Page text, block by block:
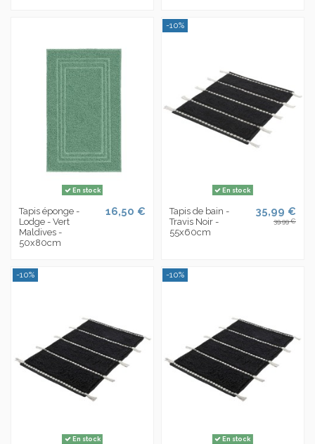
En stock
Tapis éponge -
Lodge - Vert
Maldives -
50x80cm
16,50 €
-10%
En stock
Tapis de bain -
Travis Noir -
55x60cm
35,99 €
39,99 €
-10%
En stock
-10%
En stock